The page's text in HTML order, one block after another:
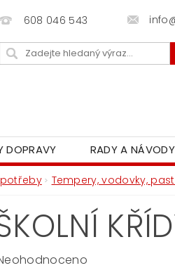
608 046 543
DOPRAVY RADY A NÁVODY
Tempery, vodovky,